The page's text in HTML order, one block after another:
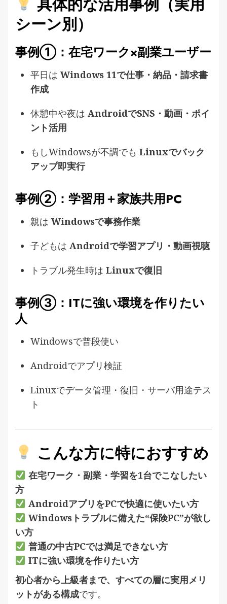
具体的な活用事例（実用
シーン別）
事例①：在宅ワーク×副業ユーザー
平日は Windows 11で仕事・納品・請求書
作成
休憩中や夜は AndroidでSNS・動画・ポイ
ント活用
もしWindowsが不調でも Linuxでバック
アップ即実行
事例②：学習用＋家族共用PC
親は Windowsで事務作業
子どもは Androidで学習アプリ・動画視聴
トラブル発生時は Linuxで復旧
事例③：ITに強い環境を作りたい
人
Windowsで普段使い
Androidでアプリ検証
Linuxでデータ管理・復旧・サーバ用途テス
ト
こんな方に特におすすめ
在宅ワーク・副業・学習を1台でこなしたい
方
AndroidアプリをPCで快適に使いたい方
Windowsトラブルに備えた“保険PC”が欲し
い方
普通の中古PCでは満足できない方
ITに強い環境を作りたい方
初心者から上級者まで、すべての層に実用メリ
ットがある構成です。